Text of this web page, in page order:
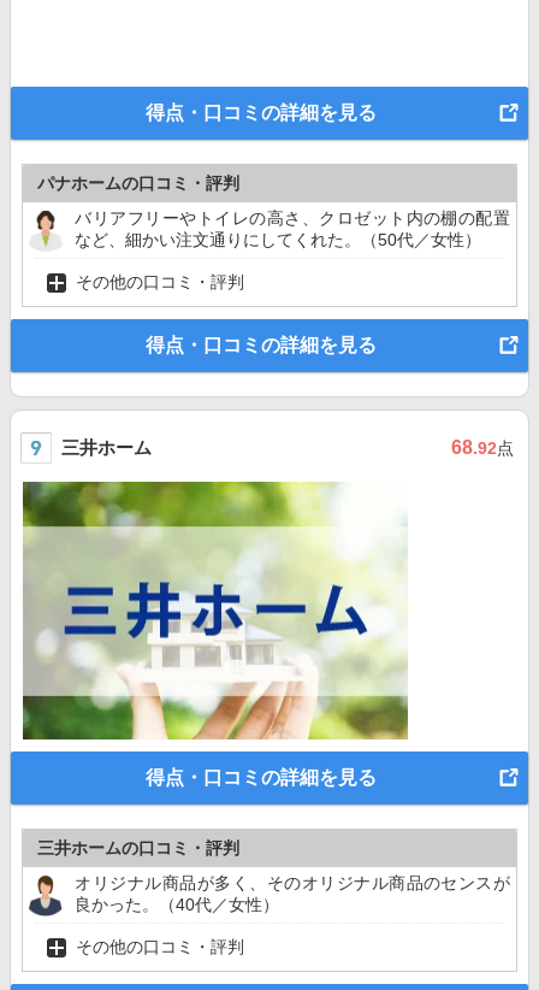
得点・口コミの詳細を見る
パナホームの口コミ・評判
バリアフリーやトイレの高さ、クロゼット内の棚の配置
など、細かい注文通りにしてくれた。（50代／女性）
その他の口コミ・評判
得点・口コミの詳細を見る
三井ホーム 68.92点
得点・口コミの詳細を見る
三井ホームの口コミ・評判
オリジナル商品が多く、そのオリジナル商品のセンスが
良かった。（40代／女性）
その他の口コミ・評判